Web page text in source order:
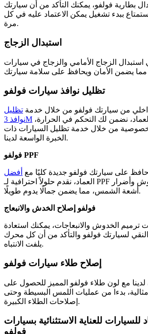
بطارية فولفو، يمكنك التأكد من أن سيارتك
ببدء تشغيل يمكن الاعتماد عليه في كل
مرة.
استبدال الزجاج الأمامي والزجاج في سيارات
تظليل نوافذ سيارات فولفو
من سيارتك فولفو من خلال خدمة تظليل
نوافذ 3M
من خلال خدمة تظليل السيارات ذات
الخبرة الواسعة لدينا.
فولفو PPF
حافظ على سيارتك فولفو جديدة كليًا مع
العماد، نقدم حلولاً احترافية لـ PPF في دبي لمنع الخدوش وأضرار
أشعة الشمس، مما يضمن جمالًا يدوم طويلًا.
الخدوش والانبعاجات، يمكنك استعادة
لسيارتك فولفو والتأكد من أن كل محرك
يلفت الانتباه.
لدينا مع لون طلاء فولفو المميز للحصول على
مثالية، بدءا من عمليات اللمس البسيطة وحتى
إصلاحات الطلاء الكبيرة.
للسيارات للعناية الاستثنائية بسيارات
فولفو